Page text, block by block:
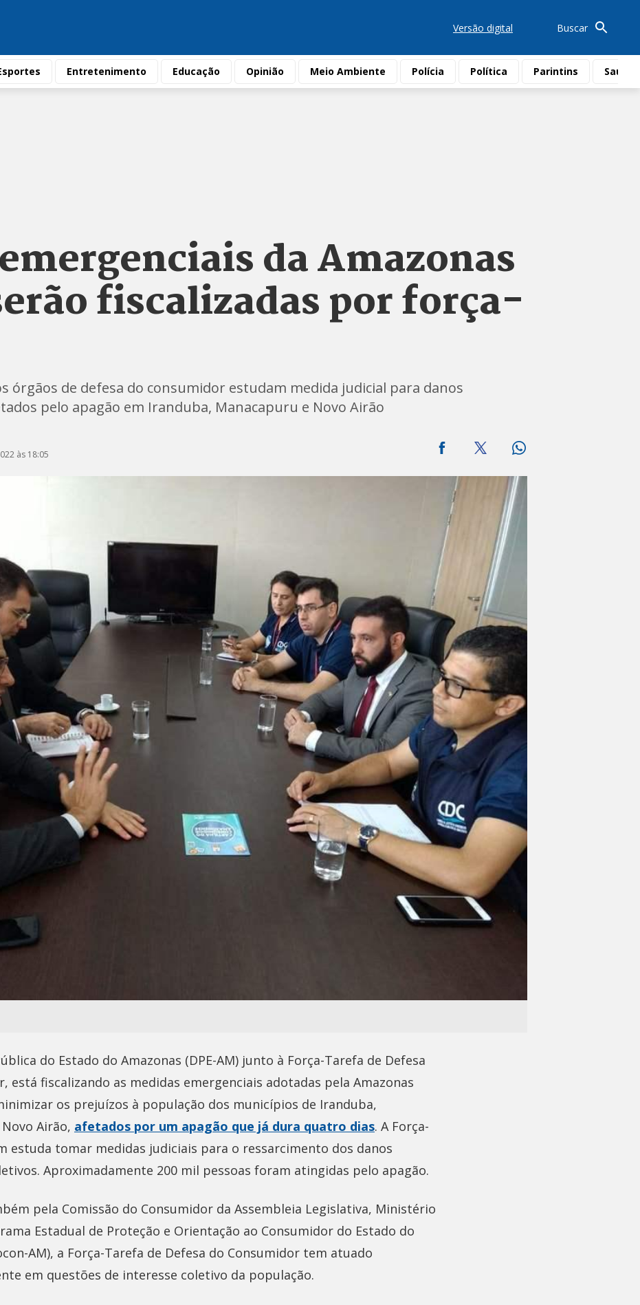
Versão digital Buscar
Entretenimento Educação Opinião Meio Ambiente Polícia Política Parintins Saúde
da Amazonas
fiscalizadas por força-
órgãos de defesa do consumidor estudam medida judicial para danos
pelo apagão em Iranduba, Manacapuru e Novo Airão
às 18:05
do Estado do Amazonas (DPE-AM) junto à Força-Tarefa de Defesa
está fiscalizando as medidas emergenciais adotadas pela Amazonas
os prejuízos à população dos municípios de Iranduba,
Airão, afetados por um apagão que já dura quatro dias. A Força-
estuda tomar medidas judiciais para o ressarcimento dos danos
Aproximadamente 200 mil pessoas foram atingidas pelo apagão.
pela Comissão do Consumidor da Assembleia Legislativa, Ministério
Estadual de Proteção e Orientação ao Consumidor do Estado do
AM), a Força-Tarefa de Defesa do Consumidor tem atuado
em questões de interesse coletivo da população.